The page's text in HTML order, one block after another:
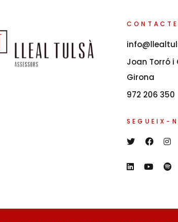
CONTACTE
Joan Torró i
Girona
972 206 350
SEGUEIX-